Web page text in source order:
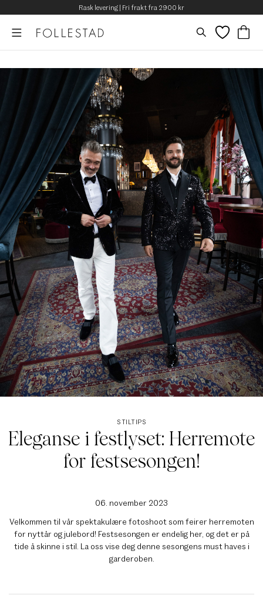
Rask levering | Fri frakt fra 2900 kr
STILTIPS
Eleganse i festlyset: Herremote
for festsesongen!
Velkommen til vår spektakulære fotoshoot som feirer herremoten
for nyttår og julebord! Festsesongen er endelig her, og det er på
tide å skinne i stil. La oss vise deg denne sesongens must haves i
garderoben.
06. november 2023